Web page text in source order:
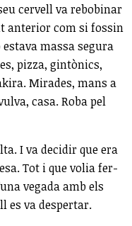
cervell va rebobinar
anterior com si fossin
massa segura
pizza, gintònics,
Mirades, mans a
casa. Roba pel
I va decidir que era
Tot i que volia fer-
vegada amb els
es va despertar.